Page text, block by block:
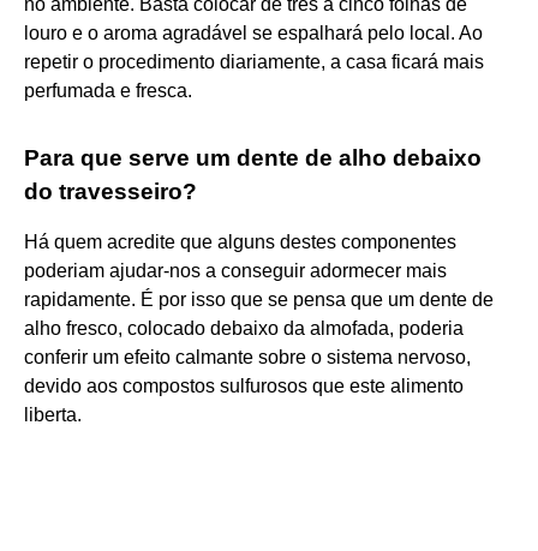
louro e o aroma agradável se espalhará pelo local. Ao
repetir o procedimento diariamente, a casa ficará mais
perfumada e fresca.
Para que serve um dente de alho debaixo
do travesseiro?
Há quem acredite que alguns destes componentes
poderiam ajudar-nos a conseguir adormecer mais
rapidamente. É por isso que se pensa que um dente de
alho fresco, colocado debaixo da almofada, poderia
conferir um efeito calmante sobre o sistema nervoso,
devido aos compostos sulfurosos que este alimento
liberta.